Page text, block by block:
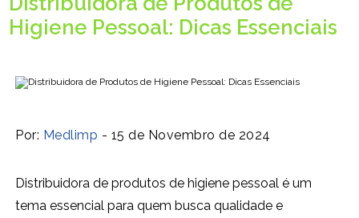
Higiene Pessoal: Dicas Essenciais
Por: Medlimp - 15 de Novembro de 2024
Distribuidora de produtos de higiene pessoal é um
tema essencial para quem busca qualidade e